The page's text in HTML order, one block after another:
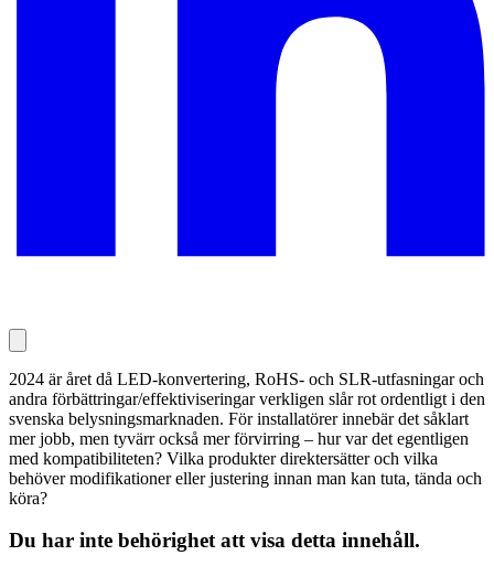
2024 är året då LED-konvertering, RoHS- och SLR-utfasningar och
andra förbättringar/effektiviseringar verkligen slår rot ordentligt i den
svenska belysningsmarknaden. För installatörer innebär det såklart
mer jobb, men tyvärr också mer förvirring – hur var det egentligen
med kompatibiliteten? Vilka produkter direktersätter och vilka
behöver modifikationer eller justering innan man kan tuta, tända och
köra?
Du har inte behörighet att visa detta innehåll.